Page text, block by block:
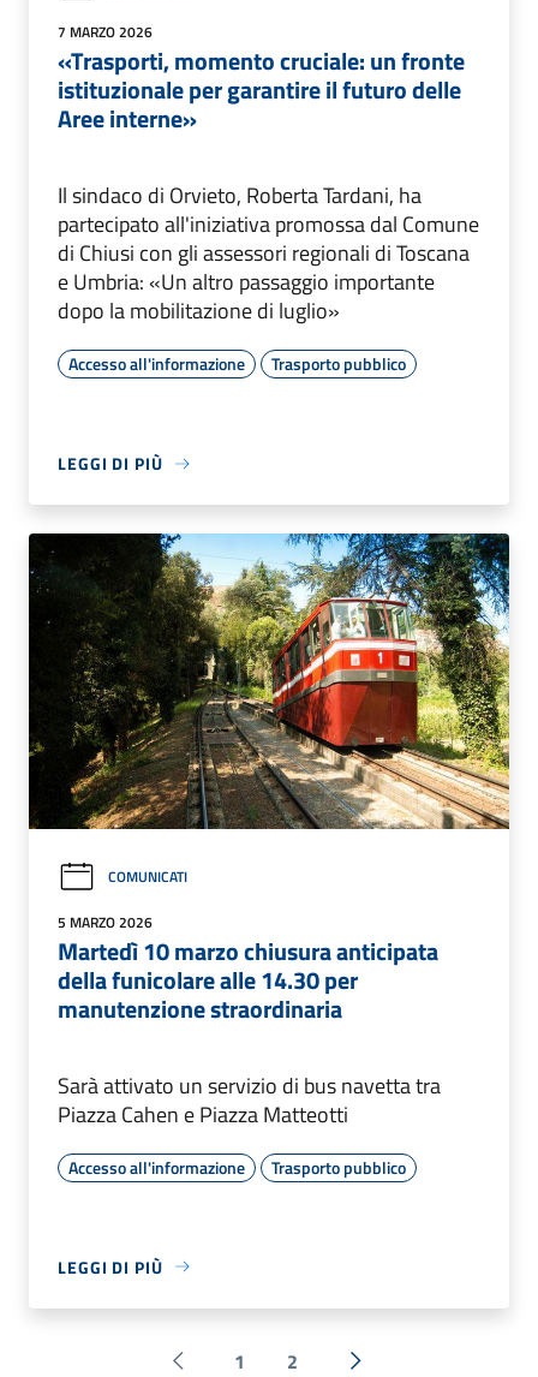
7 MARZO 2026
«Trasporti, momento cruciale: un fronte
istituzionale per garantire il futuro delle
Aree interne»
Il sindaco di Orvieto, Roberta Tardani, ha
partecipato all'iniziativa promossa dal Comune
di Chiusi con gli assessori regionali di Toscana
e Umbria: «Un altro passaggio importante
dopo la mobilitazione di luglio»
Accesso all'informazione Trasporto pubblico
LEGGI DI PIÙ
COMUNICATI
5 MARZO 2026
Martedì 10 marzo chiusura anticipata
della funicolare alle 14.30 per
manutenzione straordinaria
Sarà attivato un servizio di bus navetta tra
Piazza Cahen e Piazza Matteotti
Accesso all'informazione Trasporto pubblico
LEGGI DI PIÙ
1 2